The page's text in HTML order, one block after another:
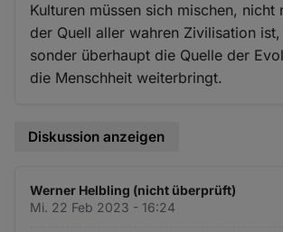
Kulturen müssen sich mischen, nicht
der Quell aller wahren Zivilisation ist,
sonder überhaupt die Quelle der
die Menschheit weiterbringt.
Diskussion anzeigen
Werner Helbling (nicht überprüft)
Mi. 22 Feb 2023 - 16:24